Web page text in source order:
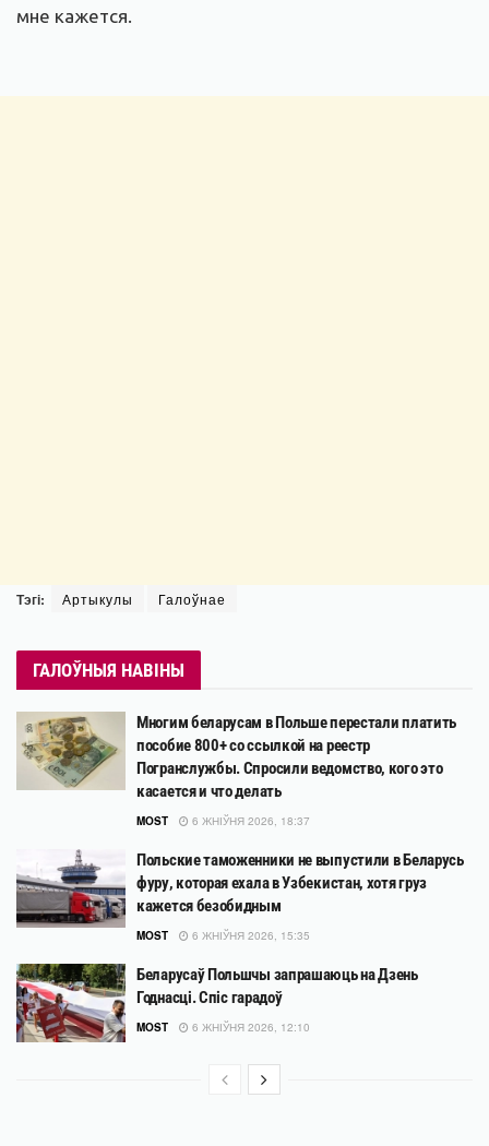
мне кажется.
Тэгі: Артыкулы Галоўнае
ГАЛОЎНЫЯ НАВІНЫ
Многим беларусам в Польше перестали платить
пособие 800+ со ссылкой на реестр
Погранслужбы. Спросили ведомство, кого это
касается и что делать
MOST 6 ЖНІЎНЯ 2026, 18:37
Польские таможенники не выпустили в Беларусь
фуру, которая ехала в Узбекистан, хотя груз
кажется безобидным
MOST 6 ЖНІЎНЯ 2026, 15:35
Беларусаў Польшчы запрашаюць на Дзень
Годнасці. Спіс гарадоў
MOST 6 ЖНІЎНЯ 2026, 12:10